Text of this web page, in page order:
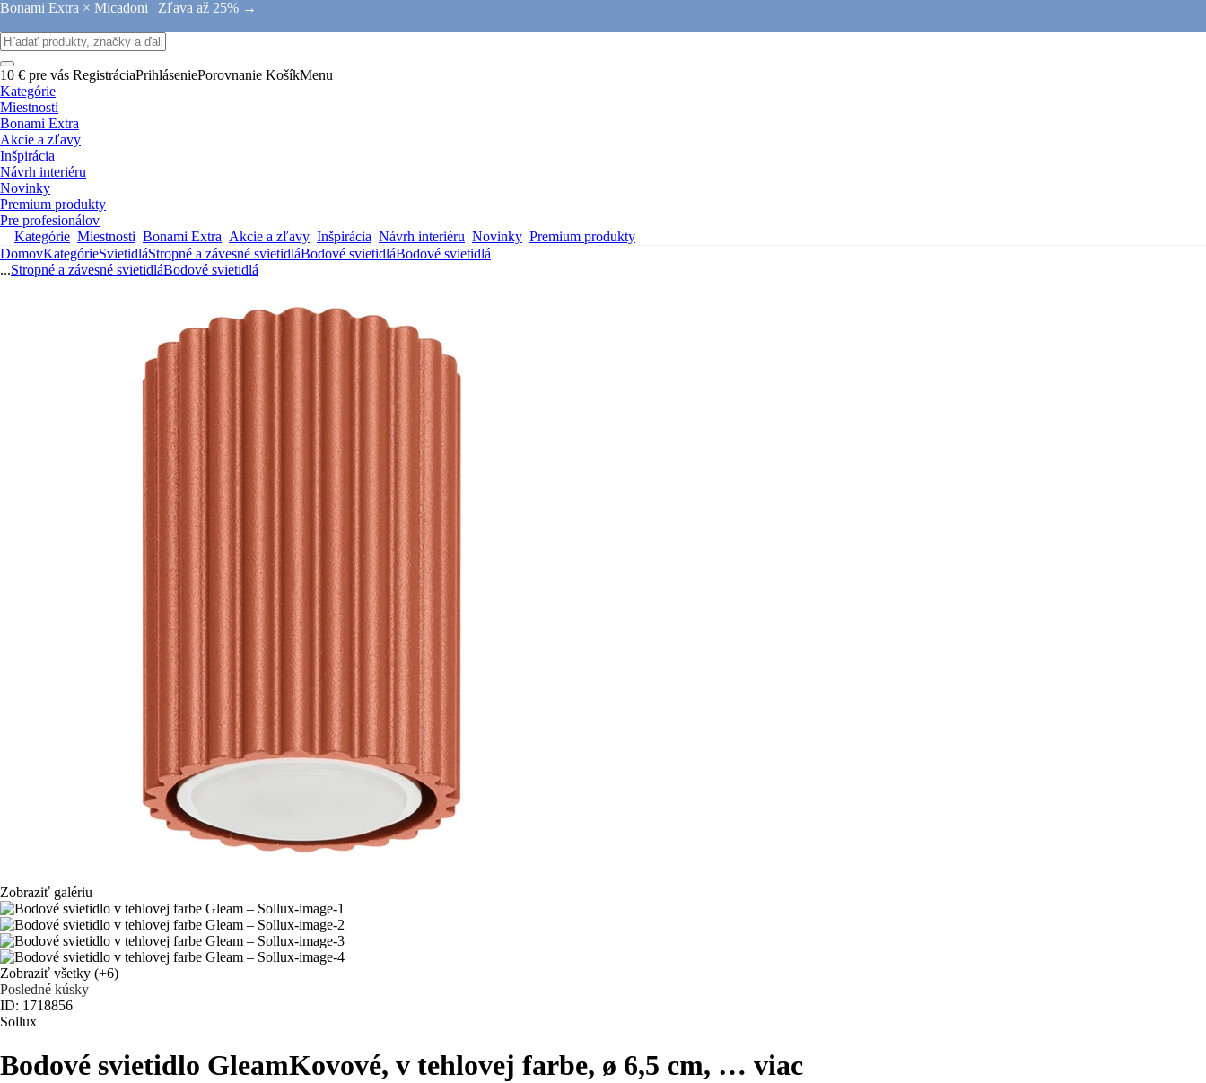
Bonami Extra × Micadoni | Zľava až 25% →
10 € pre vás RegistráciaPrihláseniePorovnanie KošíkMenu
Kategórie
Miestnosti
Bonami Extra
Akcie a zľavy
Inšpirácia
Návrh interiéru
Novinky
Premium produkty
Pre profesionálov
Kategórie Miestnosti Bonami Extra Akcie a zľavy Inšpirácia Návrh interiéru Novinky Premium produkty
DomovKategórieSvietidláStropné a závesné svietidláBodové svietidláBodové svietidlá
...Stropné a závesné svietidláBodové svietidlá
Zobraziť galériu
Zobraziť všetky (+6)
Posledné kúsky
ID: 1718856
Sollux
Bodové svietidlo GleamKovové, v tehlovej farbe, ø 6,5 cm, … viac